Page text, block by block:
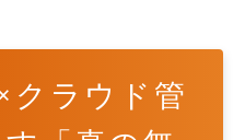
クラウド管